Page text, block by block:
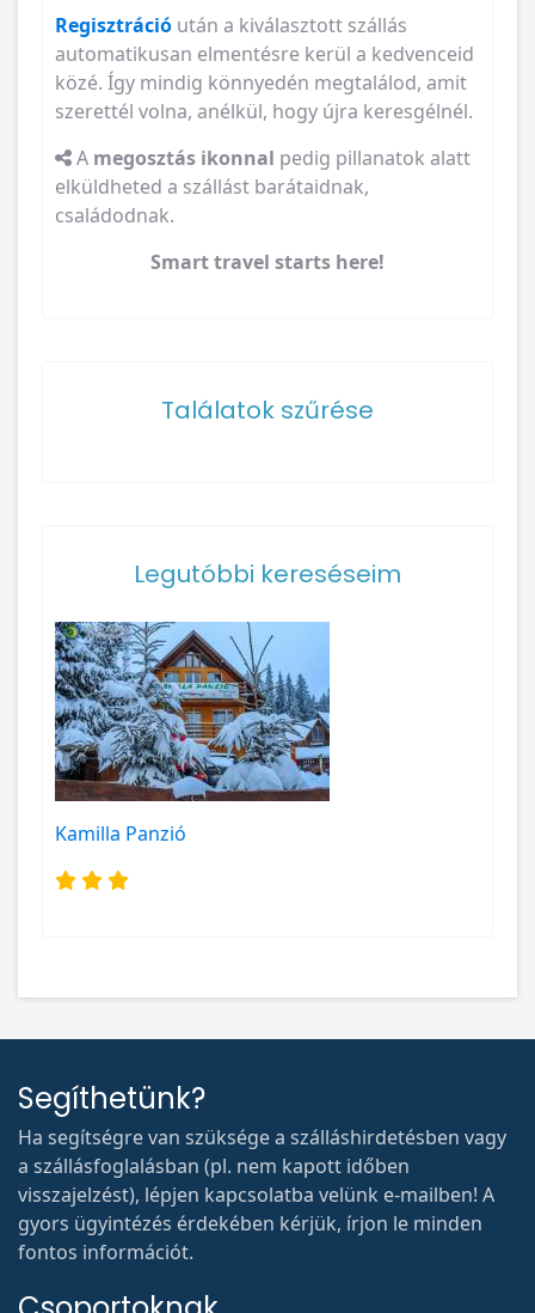
Regisztráció után a kiválasztott szállás
automatikusan elmentésre kerül a kedvenceid
közé. Így mindig könnyedén megtalálod, amit
szerettél volna, anélkül, hogy újra keresgélnél.
A megosztás ikonnal pedig pillanatok alatt
elküldheted a szállást barátaidnak,
családodnak.
Smart travel starts here!
Találatok szűrése
Legutóbbi kereséseim
Kamilla Panzió
Segíthetünk?
Ha segítségre van szüksége a szálláshirdetésben vagy
a szállásfoglalásban (pl. nem kapott időben
visszajelzést), lépjen kapcsolatba velünk e-mailben! A
gyors ügyintézés érdekében kérjük, írjon le minden
fontos információt.